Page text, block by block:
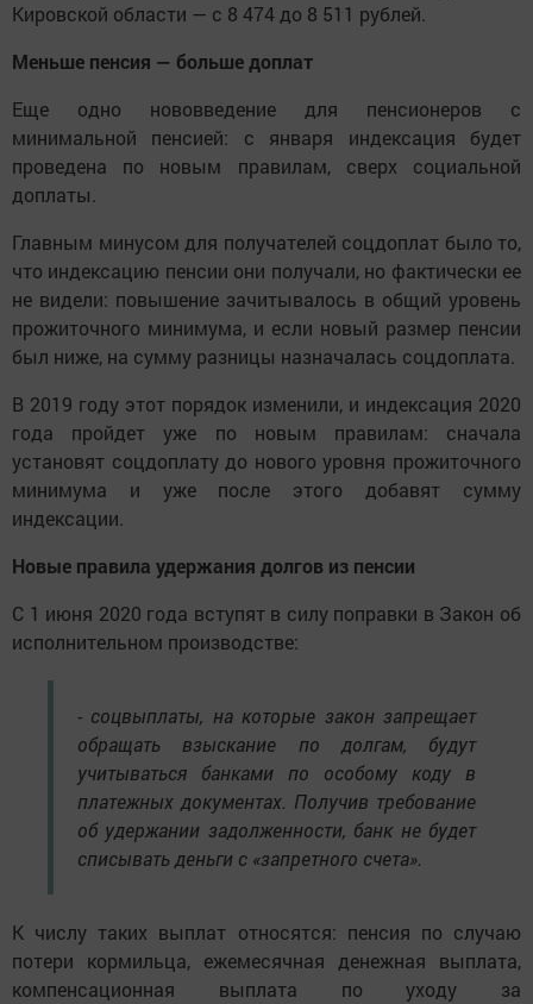
Кировской области — с 8 474 до 8 511 рублей.
Меньше пенсия — больше доплат
Еще одно нововведение для пенсионеров с
минимальной пенсией: с января индексация будет
проведена по новым правилам, сверх социальной
доплаты.
Главным минусом для получателей соцдоплат было то,
что индексацию пенсии они получали, но фактически ее
не видели: повышение зачитывалось в общий уровень
прожиточного минимума, и если новый размер пенсии
был ниже, на сумму разницы назначалась соцдоплата.
В 2019 году этот порядок изменили, и индексация 2020
года пройдет уже по новым правилам: сначала
установят соцдоплату до нового уровня прожиточного
минимума и уже после этого добавят сумму
индексации.
Новые правила удержания долгов из пенсии
С 1 июня 2020 года вступят в силу поправки в Закон об
исполнительном производстве:
- соцвыплаты, на которые закон запрещает
обращать взыскание по долгам, будут
учитываться банками по особому коду в
платежных документах. Получив требование
об удержании задолженности, банк не будет
списывать деньги с «запретного счета».
К числу таких выплат относятся: пенсия по случаю
потери кормильца, ежемесячная денежная выплата,
компенсационная выплата по уходу за